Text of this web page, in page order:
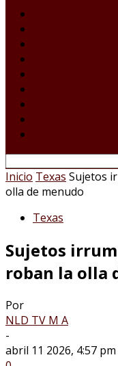
Inicio Texas Sujetos
olla de menudo
Texas
Sujetos
roban la olla
Por
NLD TV M A
-
abril 11 2026, 4:57 pm